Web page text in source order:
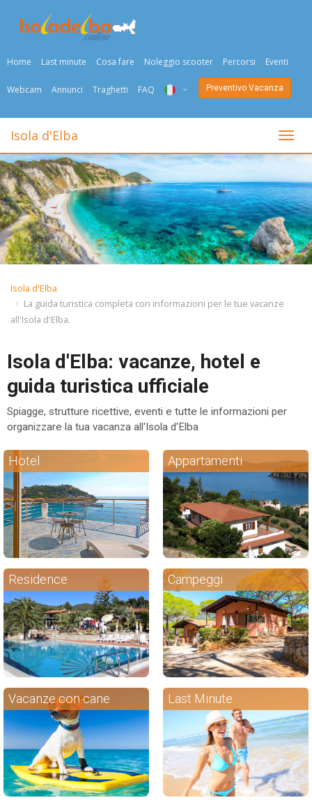
Home Last minute Cosa fare Noleggio scooter Percorsi Eventi
Webcam Annunci Traghetti FAQ
ENG
DEU
NED
FRA
DAN
SLO
Preventivo Vacanza
Togli
Isola d'Elba
Isola d'Elba
La guida turistica completa con informazioni per le tue vacanze
all'Isola d'Elba.
Isola d'Elba: vacanze, hotel e
guida turistica ufficiale
Spiagge, strutture ricettive, eventi e tutte le informazioni per
organizzare la tua vacanza all'Isola d'Elba
Hotel Appartamenti
Residence Campeggi
Vacanze con cane Last Minute